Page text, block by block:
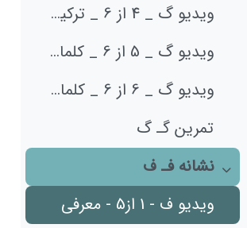
ویدیو گ _ 4 از 6 _ ترکیب صدا
ویدیو گ _ 5 از 6 _ کلمات گی و گان
ویدیو گ _ 6 از 6 _ کلمات و جملات
تمرین گـ گ
جمع‌کردن
نشانه فـ ف
ویدیو ف - 1 از5 - معرفی